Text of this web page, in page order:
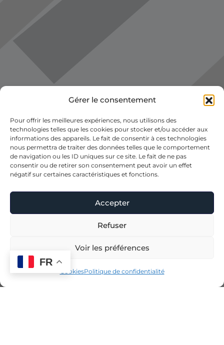
Gérer le consentement
Pour offrir les meilleures expériences, nous utilisons des
technologies telles que les cookies pour stocker et/ou accéder aux
informations des appareils. Le fait de consentir à ces technologies
nous permettra de traiter des données telles que le comportement
de navigation ou les ID uniques sur ce site. Le fait de ne pas
consentir ou de retirer son consentement peut avoir un effet
négatif sur certaines caractéristiques et fonctions.
Accepter
Refuser
Voir les préférences
CookiesPolitique de confidentialité
FR